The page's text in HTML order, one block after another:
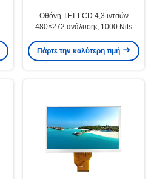
Οθόνη TFT LCD 4,3 ιντσών
480×272 ανάλυσης 1000 Nits
Πάρτε την καλύτερη τιμή